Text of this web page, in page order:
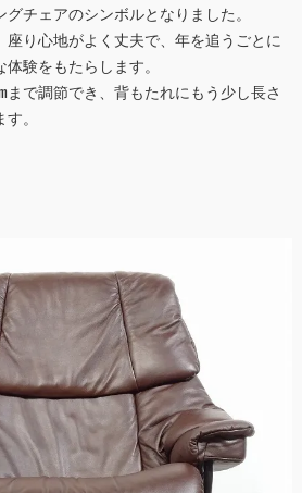
チェアのシンボルとなりました。
り心地がよく丈夫で、年を追うごとに
験をもたらします。
まで調節でき、背もたれにもう少し長さ
。